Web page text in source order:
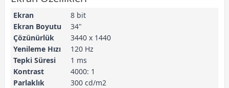
Ekran
8 bit
Ekran Boyutu
34"
Çözünürlük
3440 x 1440
Yenileme Hızı
120 Hz
Tepki Süresi
1 ms
Kontrast
4000: 1
Parlaklık
300 cd/m2